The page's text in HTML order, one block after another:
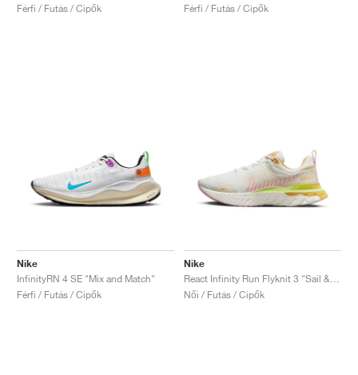
Férfi / Futás / Cipők
Férfi / Futás / Cipők
Nike
InfinityRN 4 SE "Mix and Match"
Férfi / Futás / Cipők
Nike
Női / Futás / Cipők